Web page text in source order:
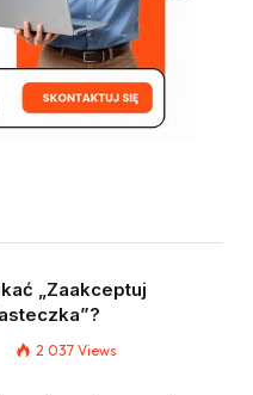
„Zaakceptuj
2 037 Views